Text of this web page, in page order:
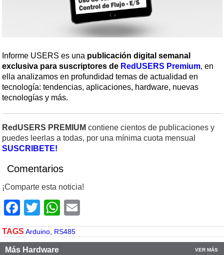
Informe USERS es una publicación digital semanal
exclusiva para suscriptores de RedUSERS Premium, en
ella analizamos en profundidad temas de actualidad en
tecnología: tendencias, aplicaciones, hardware, nuevas
tecnologías y más.
RedUSERS PREMIUM contiene cientos de publicaciones y
puedes leerlas a todas, por una mínima cuota mensual
SUSCRIBETE!
Comentarios
¡Comparte esta noticia!
Facebook
TwitterWhatsApp
TAGS Arduino, RS485
Más Hardware VER MÁS